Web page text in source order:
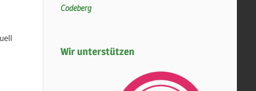
Codeberg
Wir unterstützen